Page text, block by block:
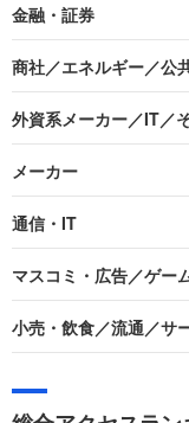
金融・証券
商社／エネルギー／公
外資系メーカー／IT／
メーカー
通信・IT
マスコミ・広告／ゲー
小売・飲食／流通／サ